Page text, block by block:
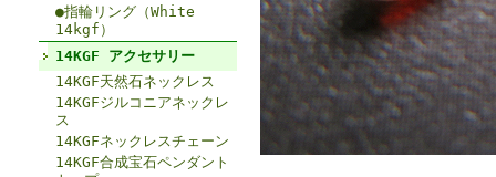
●指輪リング（White
14kgf）
14KGF アクセサリー
14KGF天然石ネックレス
14KGFジルコニアネックレ
ス
14KGFネックレスチェーン
14KGF合成宝石ペンダント